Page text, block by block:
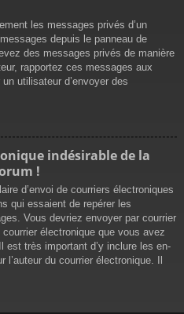
les messages privés d’un
depuis le panneau de
des messages privés de manière
rapportez ces messages aux
utilisateur d’envoyer des
indésirable de la
!
d’envoi de courriers électroniques
qui essaient de repérer les
Vous devriez envoyer par courrier
électronique que vous avez
est très important d’y inclure les en-
du courrier électronique. Il